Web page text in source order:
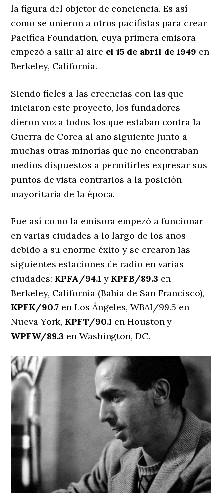
la figura del objetor de conciencia. Es así
como se unieron a otros pacifistas para crear
Pacifica Foundation, cuya primera emisora
empezó a salir al aire el 15 de abril de 1949 en
Berkeley, California.
Siendo fieles a las creencias con las que
iniciaron este proyecto, los fundadores
dieron voz a todos los que estaban contra la
Guerra de Corea al año siguiente junto a
muchas otras minorías que no encontraban
medios dispuestos a permitirles expresar sus
puntos de vista contrarios a la posición
mayoritaria de la época.
Fue así como la emisora empezó a funcionar
en varias ciudades a lo largo de los años
debido a su enorme éxito y se crearon las
siguientes estaciones de radio en varias
ciudades: KPFA/94.1 y KPFB/89.3 en
Berkeley, California (Bahía de San Francisco),
KPFK/90.7 en Los Ángeles, WBAI/99.5 en
Nueva York, KPFT/90.1 en Houston y
WPFW/89.3 en Washington, DC.